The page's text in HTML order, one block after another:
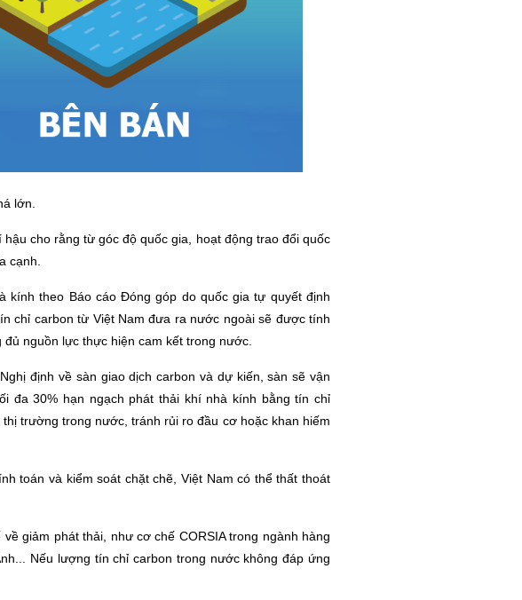
lớn.
cho rằng từ góc độ quốc gia, hoạt động trao đổi quốc
cạnh.
kính theo Báo cáo Đóng góp do quốc gia tự quyết định
chỉ carbon từ Việt Nam đưa ra nước ngoài sẽ được tính
nguồn lực thực hiện cam kết trong nước.
định về sàn giao dịch carbon và dự kiến, sàn sẽ vận
đa 30% hạn ngạch phát thải khí nhà kính bằng tín chỉ
trường trong nước, tránh rủi ro đầu cơ hoặc khan hiếm
toán và kiểm soát chặt chẽ, Việt Nam có thể thất thoát
giảm phát thải, như cơ chế CORSIA trong ngành hàng
Nếu lượng tín chỉ carbon trong nước không đáp ứng